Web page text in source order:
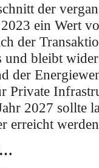
der
ein Wert
der
und bleibt
der
Private
2027 sollte
erreicht